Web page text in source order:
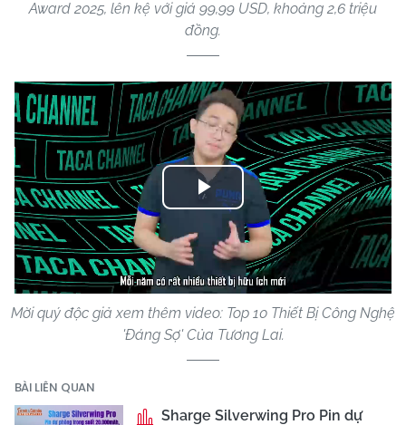
Award 2025, lên kệ với giá 99,99 USD, khoảng 2,6 triệu
đồng.
Play
Video
Mời quý độc giả xem thêm video: Top 10 Thiết Bị Công Nghệ
'Đáng Sợ' Của Tương Lai.
BÀI LIÊN QUAN
Sharge Silverwing Pro Pin dự